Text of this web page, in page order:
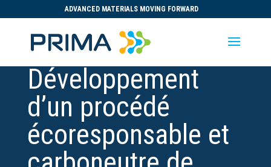
ADVANCED MATERIALS MOVING FORWARD
Développement
d’un procédé
écoresponsable et